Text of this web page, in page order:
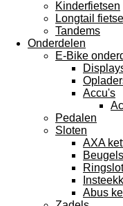
Kinderfietsen
Longtail
Tandems
Onderdelen
E-Bike
Accu's
Pedalen
Sloten
AXA
Abus